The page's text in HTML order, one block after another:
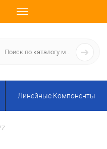
Линейные Компоненты